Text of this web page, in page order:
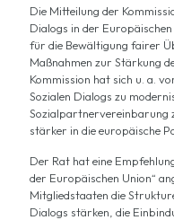
Die Mitteilung der
Dialogs in der
für die Bewältigung fairer
Maßnahmen zur Stärkung
Kommission hat sich u. a.
Sozialen Dialogs zu
Sozialpartnervereinbarung
stärker in die europäische
Der Rat hat eine
der Europäischen Union“
Mitgliedstaaten die
Dialogs stärken, die